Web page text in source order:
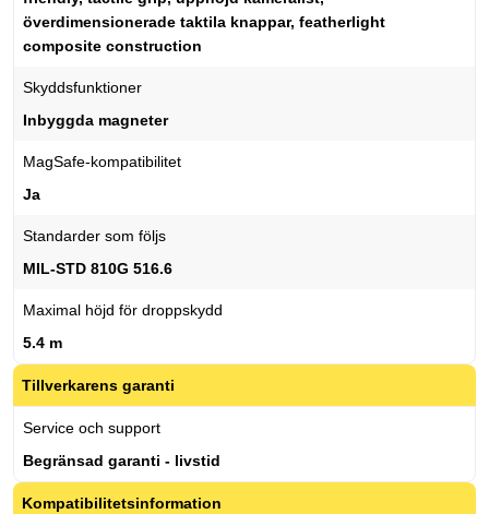
överdimensionerade taktila knappar, featherlight
composite construction
Skyddsfunktioner
Inbyggda magneter
MagSafe-kompatibilitet
Ja
Standarder som följs
MIL-STD 810G 516.6
Maximal höjd för droppskydd
5.4 m
Tillverkarens garanti
Service och support
Begränsad garanti - livstid
Kompatibilitetsinformation